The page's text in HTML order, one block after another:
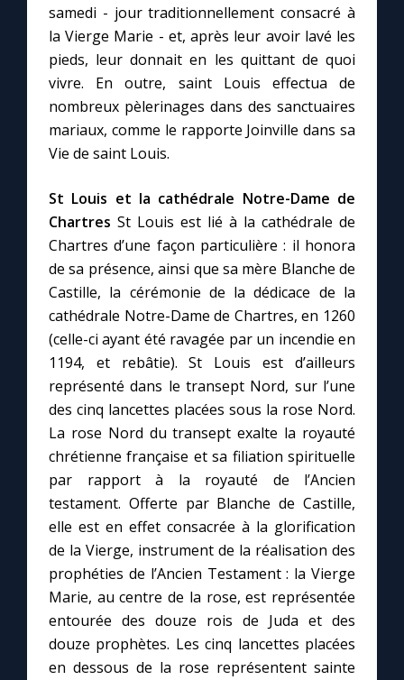
À la une
1000 Raisons de Croire
Chapelet pour le monde
Contact
Faire un don
Marie de Nazareth
samedi - jour traditionnellement consacré à
la Vierge Marie - et, après leur avoir lavé les
pieds, leur donnait en les quittant de quoi
vivre. En outre, saint Louis effectua de
nombreux pèlerinages dans des sanctuaires
mariaux, comme le rapporte Joinville dans sa
Vie de saint Louis.
St Louis et la cathédrale Notre-Dame de
Chartres St Louis est lié à la cathédrale de
Chartres d’une façon particulière : il honora
de sa présence, ainsi que sa mère Blanche de
Castille, la cérémonie de la dédicace de la
cathédrale Notre-Dame de Chartres, en 1260
(celle-ci ayant été ravagée par un incendie en
1194, et rebâtie). St Louis est d’ailleurs
représenté dans le transept Nord, sur l’une
des cinq lancettes placées sous la rose Nord.
La rose Nord du transept exalte la royauté
chrétienne française et sa filiation spirituelle
par rapport à la royauté de l’Ancien
testament. Offerte par Blanche de Castille,
elle est en effet consacrée à la glorification
de la Vierge, instrument de la réalisation des
prophéties de l’Ancien Testament : la Vierge
Marie, au centre de la rose, est représentée
entourée des douze rois de Juda et des
douze prophètes. Les cinq lancettes placées
en dessous de la rose représentent sainte